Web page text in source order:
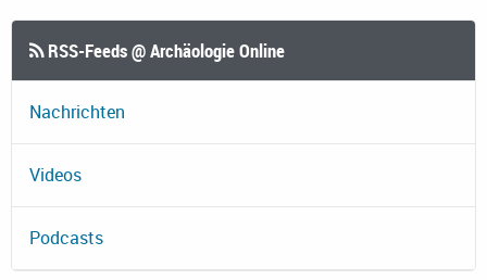
RSS-Feeds @ Archäologie Online
Nachrichten
Videos
Podcasts